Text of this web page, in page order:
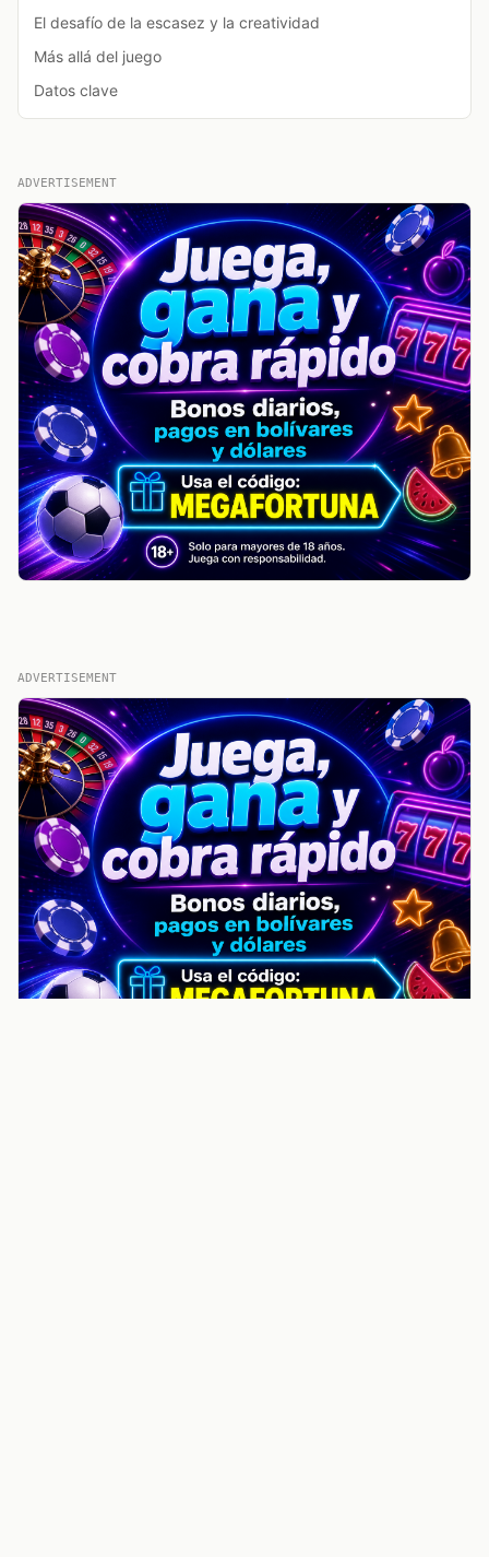
El desafío de la escasez y la creatividad
Más allá del juego
Datos clave
ADVERTISEMENT
ADVERTISEMENT